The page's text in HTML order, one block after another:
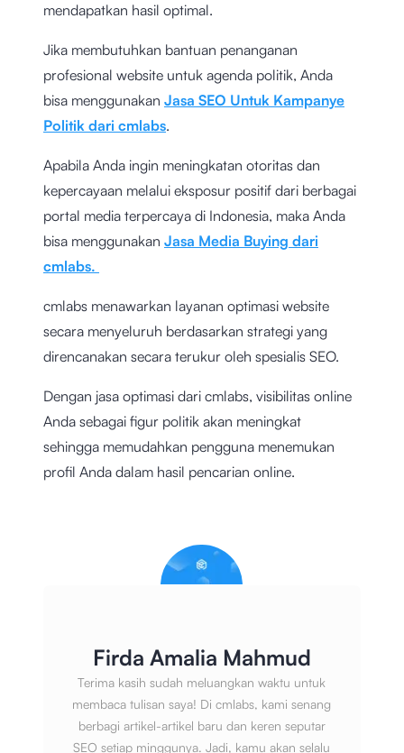
mendapatkan hasil optimal.
Jika membutuhkan bantuan penanganan
profesional website untuk agenda politik, Anda
bisa menggunakan Jasa SEO Untuk Kampanye
Politik dari cmlabs.
Apabila Anda ingin meningkatan otoritas dan
kepercayaan melalui eksposur positif dari berbagai
portal media terpercaya di Indonesia, maka Anda
bisa menggunakan Jasa Media Buying dari
cmlabs.
cmlabs menawarkan layanan optimasi website
secara menyeluruh berdasarkan strategi yang
direncanakan secara terukur oleh spesialis SEO.
Dengan jasa optimasi dari cmlabs, visibilitas online
Anda sebagai figur politik akan meningkat
sehingga memudahkan pengguna menemukan
profil Anda dalam hasil pencarian online.
Firda Amalia Mahmud
Terima kasih sudah meluangkan waktu untuk
membaca tulisan saya! Di cmlabs, kami senang
berbagi artikel-artikel baru dan keren seputar
SEO setiap minggunya. Jadi, kamu akan selalu